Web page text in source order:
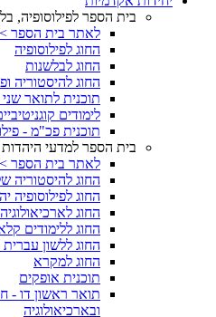
בית הספר לפילוסופיה,
לאתר בית הספר
החוג לפילוסופיה
החוג לבלשנות
החוג להיסטוריה
תוכנית לתואר
לימודים
תוכנית פכ"מ -
בית הספר למדעי היהדות
לאתר בית הספר
החוג להיסטוריה
החוג לפילוסופיה
החוג
החוג ללימודים
החוג ללשון
החוג למקרא
תוכנית אופקים
ובארכיאולוגיה